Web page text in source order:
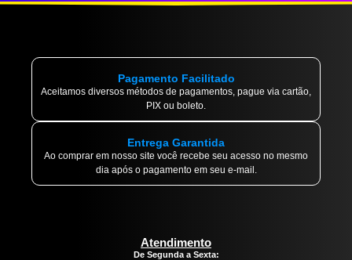
Pagamento Facilitado
Aceitamos diversos métodos de pagamentos, pague via cartão,
PIX ou boleto.
Entrega Garantida
Ao comprar em nosso site você recebe seu acesso no mesmo
dia após o pagamento em seu e-mail.
Atendimento
De Segunda a Sexta: